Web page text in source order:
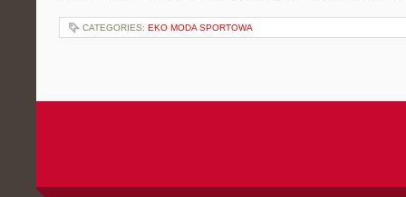
CATEGORIES: EKO MODA SPORTOWA